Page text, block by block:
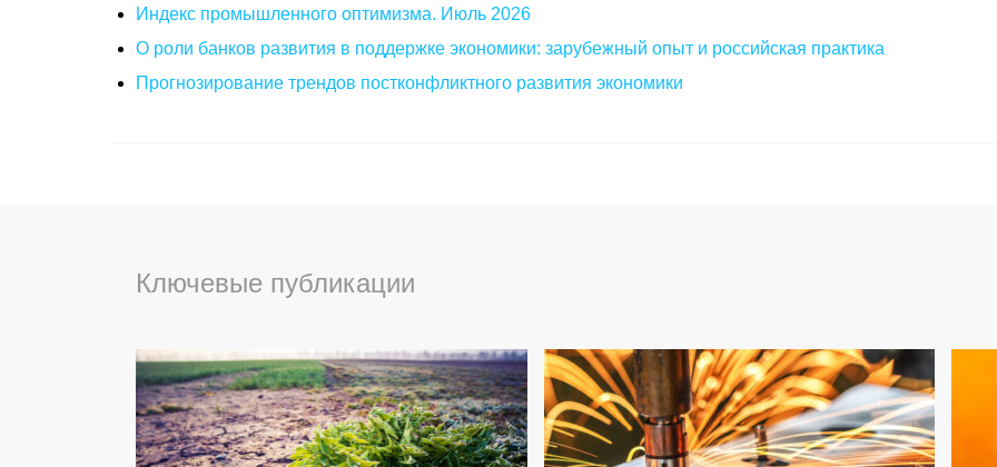
Индекс промышленного оптимизма. Июль 2026
О роли банков развития в поддержке экономики: зарубежный опыт и российская практика
Прогнозирование трендов постконфликтного развития экономики
Ключевые публикации